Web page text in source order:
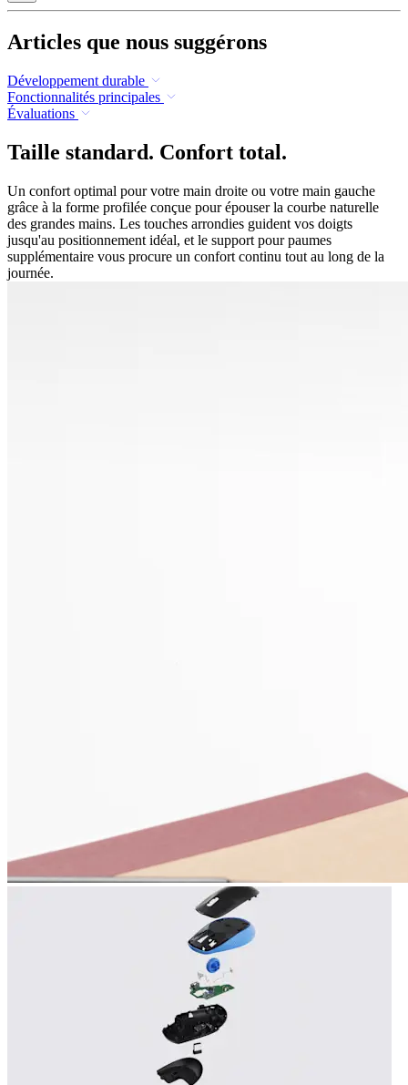
Articles que nous suggérons
Développement durable
Fonctionnalités principales
Évaluations
Taille standard. Confort total.
Un confort optimal pour votre main droite ou votre main gauche
grâce à la forme profilée conçue pour épouser la courbe naturelle
des grandes mains. Les touches arrondies guident vos doigts
jusqu'au positionnement idéal, et le support pour paumes
supplémentaire vous procure un confort continu tout au long de la
journée.